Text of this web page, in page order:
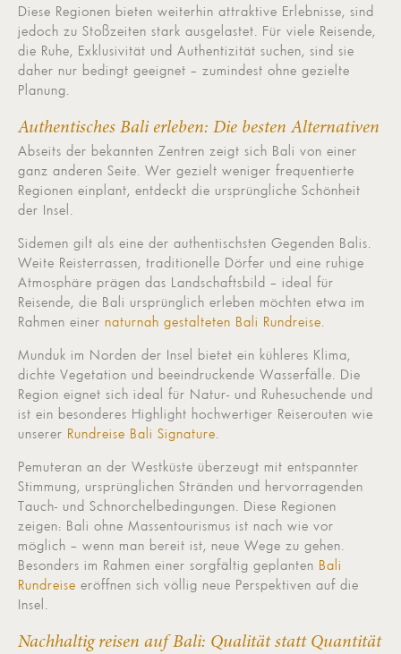
Diese Regionen bieten weiterhin attraktive Erlebnisse, sind
jedoch zu Stoßzeiten stark ausgelastet. Für viele Reisende,
die Ruhe, Exklusivität und Authentizität suchen, sind sie
daher nur bedingt geeignet – zumindest ohne gezielte
Planung.
Authentisches Bali erleben: Die besten Alternativen
Abseits der bekannten Zentren zeigt sich Bali von einer
ganz anderen Seite. Wer gezielt weniger frequentierte
Regionen einplant, entdeckt die ursprüngliche Schönheit
der Insel.
Sidemen gilt als eine der authentischsten Gegenden Balis.
Weite Reisterrassen, traditionelle Dörfer und eine ruhige
Atmosphäre prägen das Landschaftsbild – ideal für
Reisende, die Bali ursprünglich erleben möchten etwa im
Rahmen einer naturnah gestalteten Bali Rundreise.
Munduk im Norden der Insel bietet ein kühleres Klima,
dichte Vegetation und beeindruckende Wasserfälle. Die
Region eignet sich ideal für Natur- und Ruhesuchende und
ist ein besonderes Highlight hochwertiger Reiserouten wie
unserer Rundreise Bali Signature.
Pemuteran an der Westküste überzeugt mit entspannter
Stimmung, ursprünglichen Stränden und hervorragenden
Tauch- und Schnorchelbedingungen. Diese Regionen
zeigen: Bali ohne Massentourismus ist nach wie vor
möglich – wenn man bereit ist, neue Wege zu gehen.
Besonders im Rahmen einer sorgfältig geplanten Bali
Rundreise eröffnen sich völlig neue Perspektiven auf die
Insel.
Nachhaltig reisen auf Bali: Qualität statt Quantität